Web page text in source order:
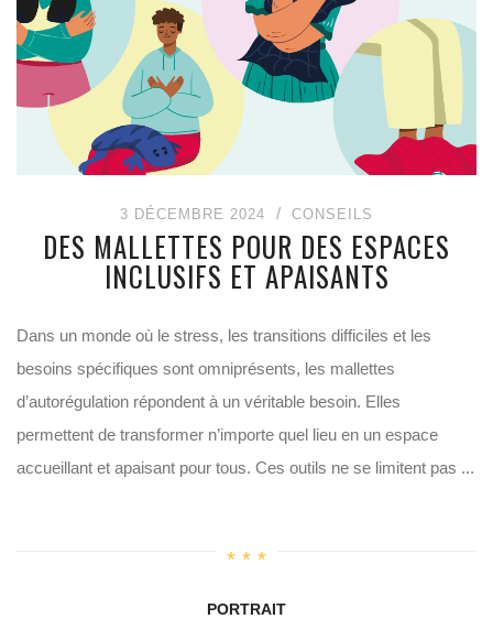
3 DÉCEMBRE 2024 CONSEILS
DES MALLETTES POUR DES ESPACES
INCLUSIFS ET APAISANTS
Dans un monde où le stress, les transitions difficiles et les
besoins spécifiques sont omniprésents, les mallettes
d’autorégulation répondent à un véritable besoin. Elles
permettent de transformer n’importe quel lieu en un espace
accueillant et apaisant pour tous. Ces outils ne se limitent pas ...
PORTRAIT